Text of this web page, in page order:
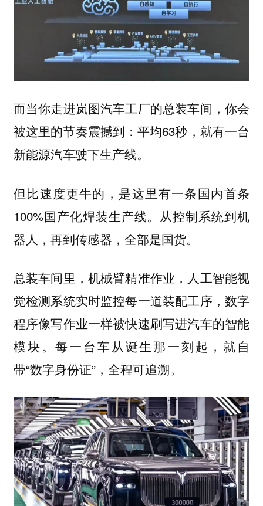
而当你走进岚图汽车工厂的总装车间，你会
被这里的节奏震撼到：平均63秒，就有一台
新能源汽车驶下生产线。
但比速度更牛的，是这里有一条国内首条
100%国产化焊装生产线。从控制系统到机
器人，再到传感器，全部是国货。
总装车间里，机械臂精准作业，人工智能视
觉检测系统实时监控每一道装配工序，数字
程序像写作业一样被快速刷写进汽车的智能
模块。每一台车从诞生那一刻起，就自
带“数字身份证”，全程可追溯。